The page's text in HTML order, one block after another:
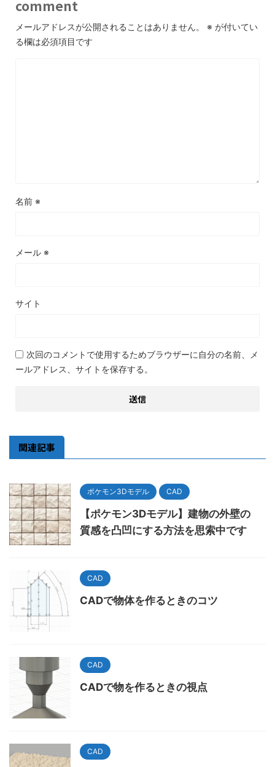
comment
メールアドレスが公開されることはありません。 ※ が付いてい
る欄は必須項目です
名前 ※
メール ※
サイト
次回のコメントで使用するためブラウザーに自分の名前、メ
ールアドレス、サイトを保存する。
関連記事
ポケモン3Dモデル CAD
【ポケモン3Dモデル】建物の外壁の
質感を凸凹にする方法を思索中です
CAD
CADで物体を作るときのコツ
CAD
CADで物を作るときの視点
CAD